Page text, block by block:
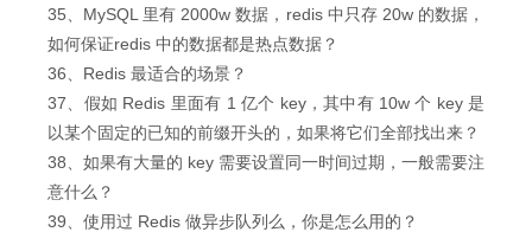
35、MySQL 里有 2000w 数据，redis 中只存 20w 的数据，
如何保证redis 中的数据都是热点数据？
36、Redis 最适合的场景？
37、假如 Redis 里面有 1 亿个 key，其中有 10w 个 key 是
以某个固定的已知的前缀开头的，如果将它们全部找出来？
38、如果有大量的 key 需要设置同一时间过期，一般需要注
意什么？
39、使用过 Redis 做异步队列么，你是怎么用的？